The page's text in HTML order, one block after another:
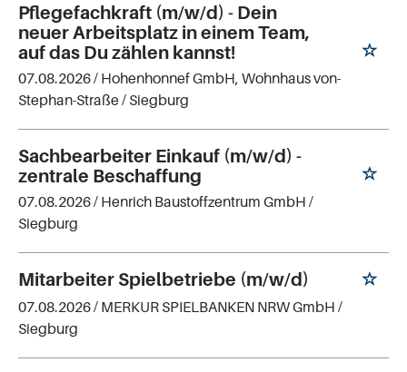
Pflegefachkraft (m/w/d) - Dein
neuer Arbeitsplatz in einem Team,
auf das Du zählen kannst!
07.08.2026 / Hohenhonnef GmbH, Wohnhaus von-
Stephan-Straße/ Siegburg
Sachbearbeiter Einkauf (m/w/d) -
zentrale Beschaffung
07.08.2026 / Henrich Baustoffzentrum GmbH /
Siegburg
Mitarbeiter Spielbetriebe (m/w/d)
07.08.2026 / MERKUR SPIELBANKEN NRW GmbH /
Siegburg